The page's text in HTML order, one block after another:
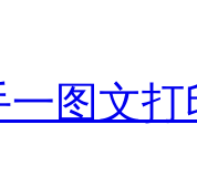
一图文